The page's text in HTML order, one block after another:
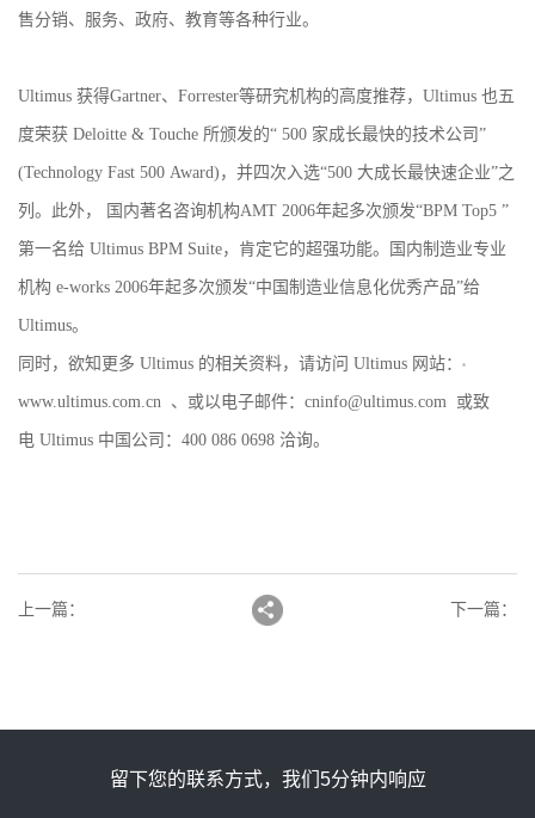
售分销、服务、政府、教育等各种行业。
Ultimus 获得Gartner、Forrester等研究机构的高度推荐，Ultimus 也五
度荣获 Deloitte & Touche 所颁发的“ 500 家成长最快的技术公司”
(Technology Fast 500 Award)，并四次入选“500 大成长最快速企业”之
列。此外， 国内著名咨询机构AMT 2006年起多次颁发“BPM Top5 ”
第一名给 Ultimus BPM Suite，肯定它的超强功能。国内制造业专业
机构 e-works 2006年起多次颁发“中国制造业信息化优秀产品”给
Ultimus。
同时，欲知更多 Ultimus 的相关资料，请访问 Ultimus 网站：
www.ultimus.com.cn 、或以电子邮件：cninfo@ultimus.com 或致
电 Ultimus 中国公司：400 086 0698 洽询。
上一篇 ： 下一篇 ：
留下您的联系方式，我们5分钟内响应